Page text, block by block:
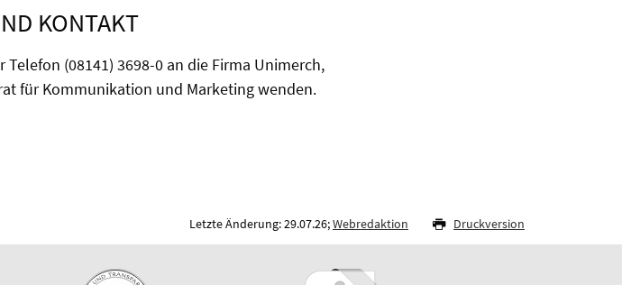
KONTAKT
(08141) 3698-0 an die Firma Unimerch,
für Kommunikation und Marketing wenden.
Letzte Änderung: 29.07.26;Webredaktion Druckversion